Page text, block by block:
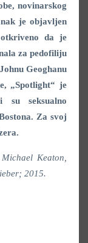
novinarskog
je objavljen
da je
za pedofiliju
Geoghanu
„Spotlight“ je
su seksualno
Za svoj
Keaton,
2015.